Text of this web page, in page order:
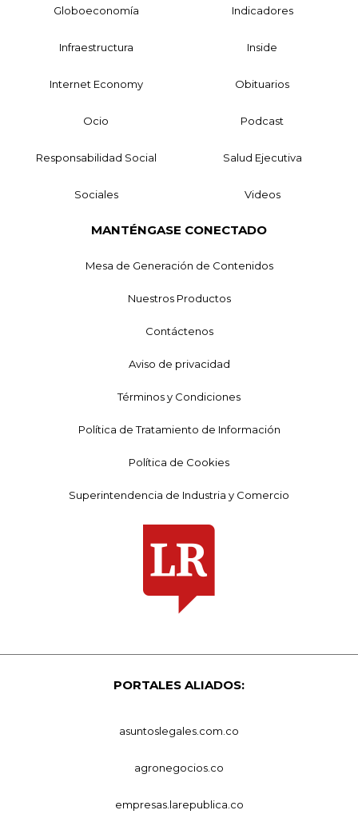
Globoeconomía Indicadores
Infraestructura Inside
Internet Economy Obituarios
Ocio Podcast
Responsabilidad Social Salud Ejecutiva
Sociales Videos
MANTÉNGASE CONECTADO
Mesa de Generación de Contenidos
Nuestros Productos
Contáctenos
Aviso de privacidad
Términos y Condiciones
Política de Tratamiento de Información
Política de Cookies
Superintendencia de Industria y Comercio
PORTALES ALIADOS:
asuntoslegales.com.co
agronegocios.co
empresas.larepublica.co